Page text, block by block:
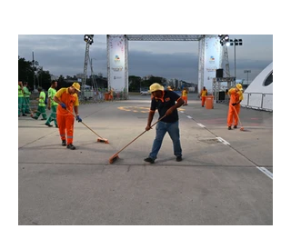
recomendatórias em preparação para o
Carnaval na cidade. A iniciativa teve
como objetivo orientar os
permissionários e trabalhadores sobre
os direitos do consumidor. Com caráter
preventivo e pedagógico, o órgão
reforçou a pro